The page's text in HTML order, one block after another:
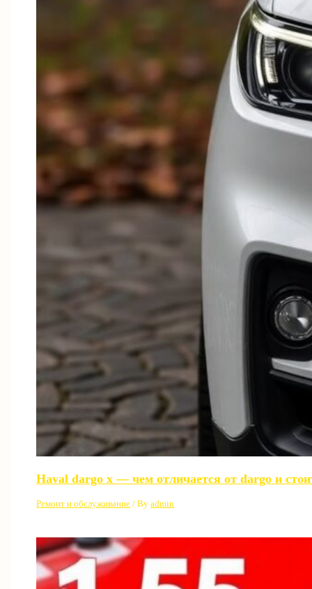
Haval dargo x — чем отличается от dargo и
Ремонт и обслуживание / Byadmin